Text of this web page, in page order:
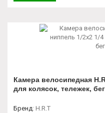
Камера велосипедная
для колясок, тележек,
Бренд: H.R.T